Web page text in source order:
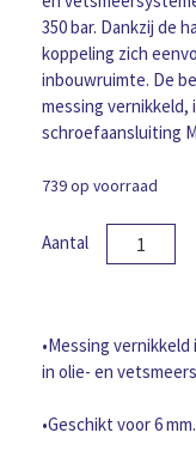
350 bar. Dankzij de
koppeling zich
inbouwruimte. De
messing vernikkeld,
schroefaansluiting
739 op voorraad
Aantal
Haaks
draaibare
6
M10x1
•Messing
in olie- en
•Geschikt voor 6 mm.